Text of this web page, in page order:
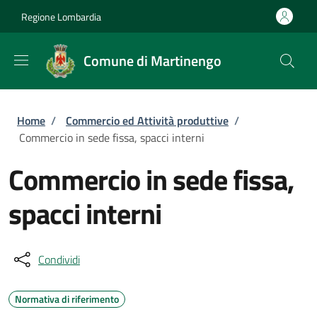
Regione Lombardia
Comune di Martinengo
Briciole di pane
Home / Commercio ed Attività produttive /
Commercio in sede fissa, spacci interni
Commercio in sede fissa,
spacci interni
Condividi
Normativa di riferimento